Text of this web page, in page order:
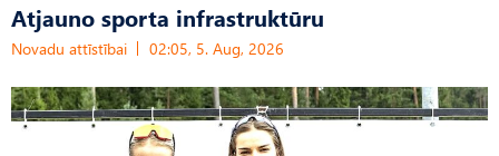
Atjauno sporta infrastruktūru
Novadu attīstībai 02:05, 5. Aug, 2026